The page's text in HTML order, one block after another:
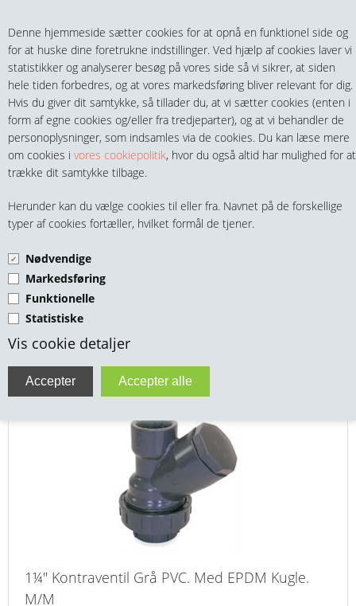
Denne hjemmeside sætter cookies for at opnå en funktionel side og
for at huske dine foretrukne indstillinger. Ved hjælp af cookies laver vi
statistikker og analyserer besøg på vores side så vi sikrer, at siden
hele tiden forbedres, og at vores markedsføring bliver relevant for dig.
Hvis du giver dit samtykke, så tillader du, at vi sætter cookies (enten i
form af egne cookies og/eller fra tredjeparter), og at vi behandler de
personoplysninger, som indsamles via de cookies. Du kan læse mere
om cookies i vores cookiepolitik, hvor du også altid har mulighed for at
trække dit samtykke tilbage.
Herunder kan du vælge cookies til eller fra. Navnet på de forskellige
typer af cookies fortæller, hvilket formål de tjener.
Nødvendige
Markedsføring
Funktionelle
Statistiske
Vis cookie detaljer
Teltech.dk 0 vare(r) i kurven
0,00 DKK
MENU
HANER & VENTILER
SLANGER, KOBLINGER & TILBEHØR
RØR & TILBEHØR
TEKNIK & AUTOMATIK
VA FITTINGS & VENTILER
ENTREPENØRARBEJDE- & UDSTYR
BESPÆNDING, GUMMIDELE M.M.
KONTRAVENTIL PVC MED
EPDM KUGLE
GEVIND/GEVIND
Kontraventil 1¼" Gevind PVC med EPDM Kugle
1¼" Kontraventil Grå PVC. Med EPDM Kugle.
M/M